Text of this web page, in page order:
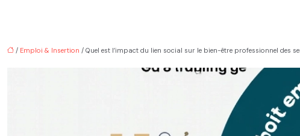
/ Emploi & Insertion / Quel est l’impact du lien social sur le bien-être professionnel des